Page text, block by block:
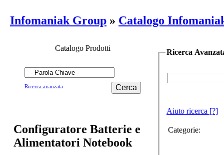
Infomaniak Group » Catalogo
Catalogo Prodotti
Ricerca avanzata Cerca
Configuratore Batterie e
Alimentatori Notebook
Ricerca
Aiuto ricerca [?]
Categorie: